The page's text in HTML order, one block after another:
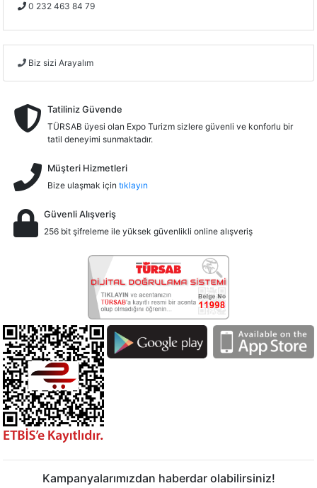
0 232 463 84 79
Biz sizi Arayalım
Tatiliniz Güvende
TÜRSAB üyesi olan Expo Turizm sizlere güvenli ve konforlu bir
tatil deneyimi sunmaktadır.
Müşteri Hizmetleri
Bize ulaşmak için tıklayın
Güvenli Alışveriş
256 bit şifreleme ile yüksek güvenlikli online alışveriş
Kampanyalarımızdan haberdar olabilirsiniz!